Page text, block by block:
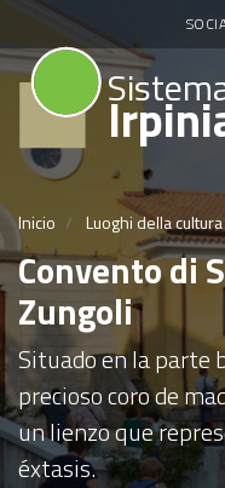
Inicio Luoghi della cultura
Convento di
Zungoli
Situado en la parte
precioso coro de
un lienzo que
éxtasis.